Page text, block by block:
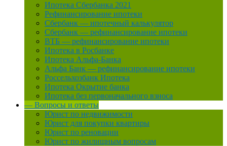
Ипотека Сбербанка 2021
Рефинансирование ипотеки
Сбербанк — ипотечный калькулятор
Сбербанк — рефинансирование ипотеки
ВТБ — рефинансирование ипотеки
Ипотека в Росбанке
Ипотека Альфа-Банка
Альфа Банк — рефинансирование ипотеки
Россельхозбанк Ипотека
Ипотека Окрытие банка
Ипотека без первоначального взноса
— Вопросы и ответы
Юрист по недвижимости
Юрист для покупки квартиры
Юрист по реновации
Юрист по жилищным вопросам